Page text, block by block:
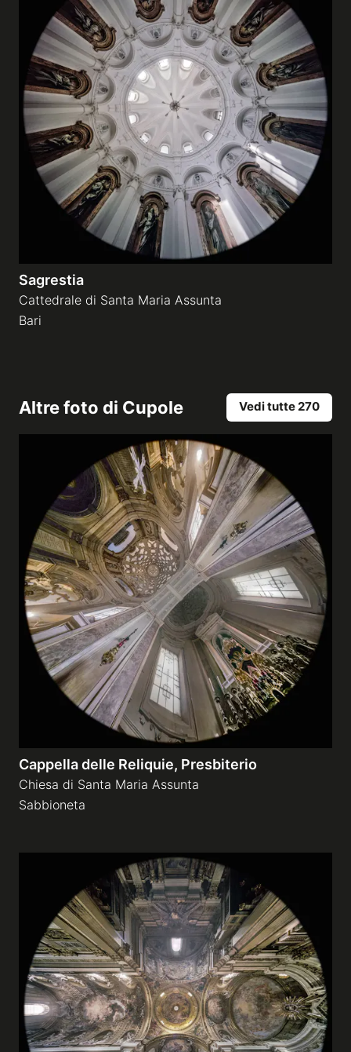
Sagrestia
Cattedrale di Santa Maria Assunta
Bari
Altre foto di Cupole Vedi tutte 270
Cappella delle Reliquie, Presbiterio
Chiesa di Santa Maria Assunta
Sabbioneta